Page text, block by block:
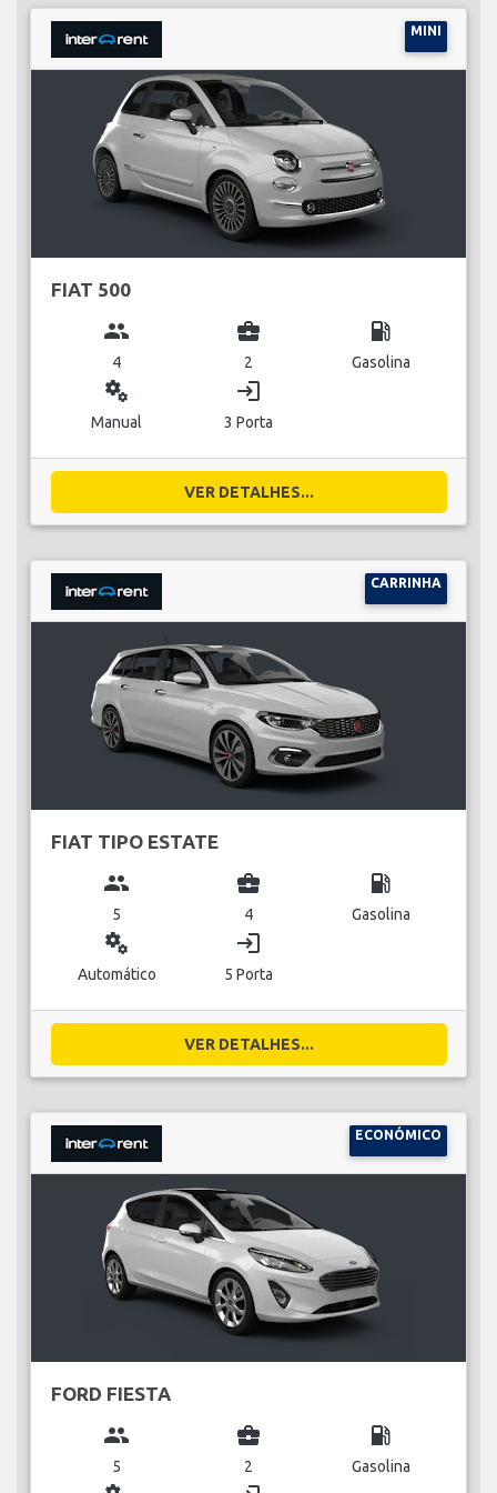
MINI
FIAT 500
group
4
business_center
2
local_gas_station
Gasolina
miscellaneous_services
Manual
login
3 Porta
VER DETALHES...
CARRINHA
FIAT TIPO ESTATE
group
5
business_center
4
local_gas_station
Gasolina
miscellaneous_services
Automático
login
5 Porta
VER DETALHES...
ECONÓMICO
FORD FIESTA
group
5
business_center
2
local_gas_station
Gasolina